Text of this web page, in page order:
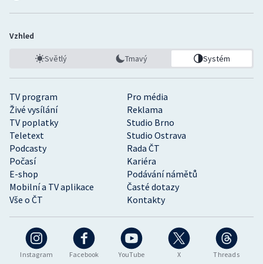
Instagram Facebook YouTube X Threads
TV program
Pro média
Živé vysílání
Reklama
TV poplatky
Studio Brno
Teletext
Studio Ostrava
Podcasty
Rada ČT
Počasí
Kariéra
E-shop
Podávání námětů
Mobilní a TV aplikace
Časté dotazy
Vše o ČT
Kontakty
Vzhled
Světlý Tmavý Systém